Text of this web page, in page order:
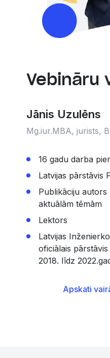
Vebināru
Jānis Uzulēns
Mg.iur.MBA, jurists,
16 gadu darba
Latvijas pārstāvis
Publikāciju
aktuālām tēmām
Lektors
Latvijas
oficiālais
2018. līdz
Apskati